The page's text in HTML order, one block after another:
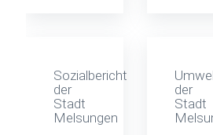
Sozialbericht
der
Stadt
Melsungen
der
Stadt